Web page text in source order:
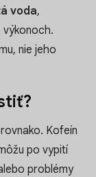
voda,
nie jeho
rovnako. Kofeín
po vypití
problémy